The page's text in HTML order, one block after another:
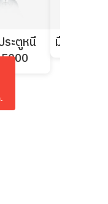
ะตูหนี
มือจับประตู